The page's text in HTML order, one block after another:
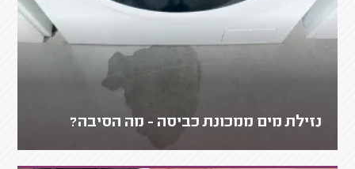
נזילת מים ממכונת כביסה - מה הסיבה?